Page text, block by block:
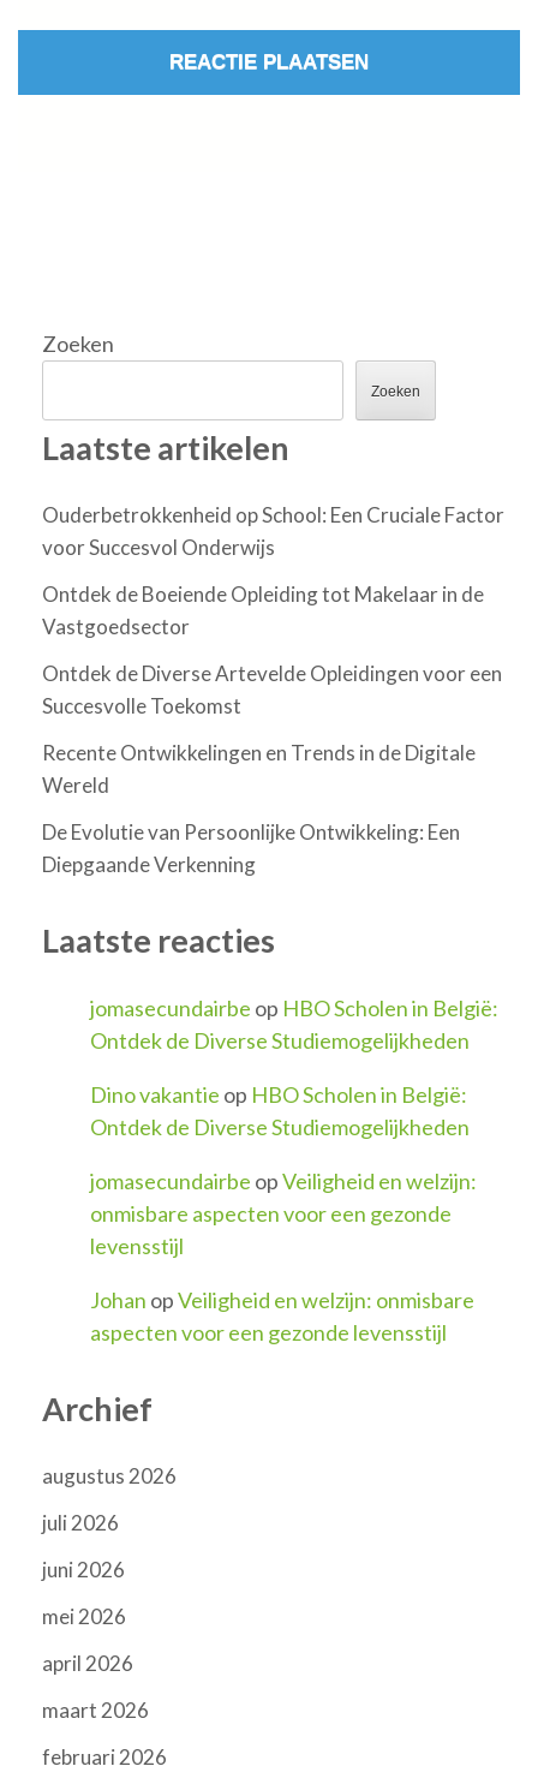
Zoeken
Zoeken
Laatste artikelen
Ouderbetrokkenheid op School: Een Cruciale Factor
voor Succesvol Onderwijs
Ontdek de Boeiende Opleiding tot Makelaar in de
Vastgoedsector
Ontdek de Diverse Artevelde Opleidingen voor een
Succesvolle Toekomst
Recente Ontwikkelingen en Trends in de Digitale
Wereld
De Evolutie van Persoonlijke Ontwikkeling: Een
Diepgaande Verkenning
Laatste reacties
jomasecundairbe op HBO Scholen in België:
Ontdek de Diverse Studiemogelijkheden
Dino vakantie op HBO Scholen in België:
Ontdek de Diverse Studiemogelijkheden
jomasecundairbe opVeiligheid en welzijn:
onmisbare aspecten voor een gezonde
levensstijl
Johan opVeiligheid en welzijn: onmisbare
aspecten voor een gezonde levensstijl
Archief
augustus 2026
juli 2026
juni 2026
mei 2026
april 2026
maart 2026
februari 2026